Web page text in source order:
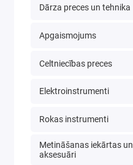
Dārza preces un tehnika
Apgaismojums
Celtniecības preces
Elektroinstrumenti
Rokas instrumenti
Metināšanas iekārtas un
aksesuāri